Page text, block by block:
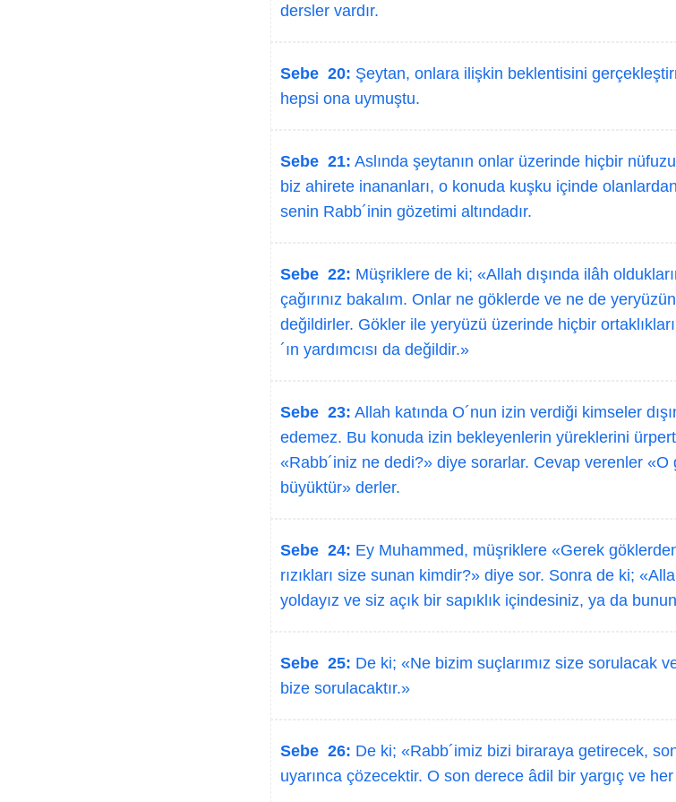
dersler vardır.
Sebe 20: Şeytan, onlara ilişkin beklentisini
hepsi ona uymuştu.
Sebe 21: Aslında şeytanın onlar üzerinde hiçbir
biz ahirete inananları, o konuda kuşku içinde
senin Rabb´inin gözetimi altındadır.
Sebe 22: Müşriklere de ki; «Allah dışında ilâh
çağırınız bakalım. Onlar ne göklerde ve ne de
değildirler. Gökler ile yeryüzü üzerinde hiçbir
´ın yardımcısı da değildir.»
Sebe 23: Allah katında O´nun izin verdiği kimseler
edemez. Bu konuda izin bekleyenlerin yüreklerini
«Rabb´iniz ne dedi?» diye sorarlar. Cevap verenler
büyüktür» derler.
Sebe 24: Ey Muhammed, müşriklere «Gerek
rızıkları size sunan kimdir?» diye sor. Sonra de ki;
yoldayız ve siz açık bir sapıklık içindesiniz, ya da
Sebe 25: De ki; «Ne bizim suçlarımız size sorulacak
bize sorulacaktır.»
Sebe 26: De ki; «Rabb´imiz bizi biraraya getirecek,
uyarınca çözecektir. O son derece âdil bir yargıç ve